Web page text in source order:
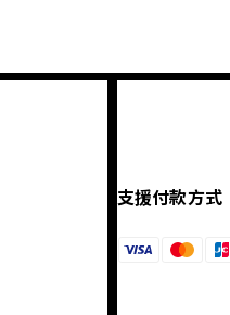
支援付款方式